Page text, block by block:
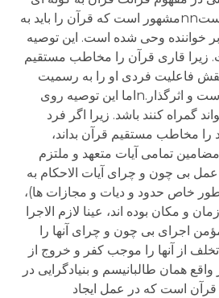
که به قاری وحی شده استnnمشهور است که قرآن را باید به
خواننده وحی شده است. این توصیه
زیرا قاری قرآن را مخاطب مستقیم
نقش فاعلیت فردی او را به رسمیت
می شناسد و این خلاق است و اثرگذار.nاما این توصیه روی
گمراه کنند باشد. زیرا اگر فرد
مخاطب مستقیم قرآن بداند،
تمامی آیات متعهد و ملتزم
بی چون و چرای آیات الاحکام به
طور خاص حدود و دیات و مجازات ها)،
و مکان بوده اند، عینا لازم الاجرا
اجرای بی چون و چرای آنها را
از آنها را موجب کفر و خروج از
همان طالبانیسم و بنیادگرایی در
است که در عمل ایجاد